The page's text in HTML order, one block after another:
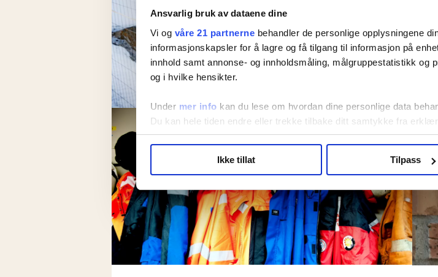
Ansvarlig bruk av dataene dine
Vi og våre 21 partnerne behandler de personlige opplysningene
informasjonskapsler for å lagre og få tilgang til informasjon på
innhold samt annonse- og innholdsmåling, målgruppestatistikk og
og i hvilke hensikter.
Under mer info kan du lese om hvordan dine personlige data
Du kan hele tiden endre eller trekke tilbake ditt samtykke fra
hvordan våre nettsider blir brukt slik at vi tilby relevant innhold,
annonsering. Disse er angitt i oversikten lengre ned på denne
Ikke tillat Tilpass